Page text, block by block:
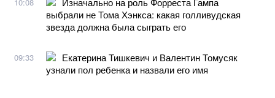
выбрали не Тома Хэнкса: какая голливудская
звезда должна была сыграть его
09:33
Екатерина Тишкевич и Валентин Томусяк
узнали пол ребенка и назвали его имя